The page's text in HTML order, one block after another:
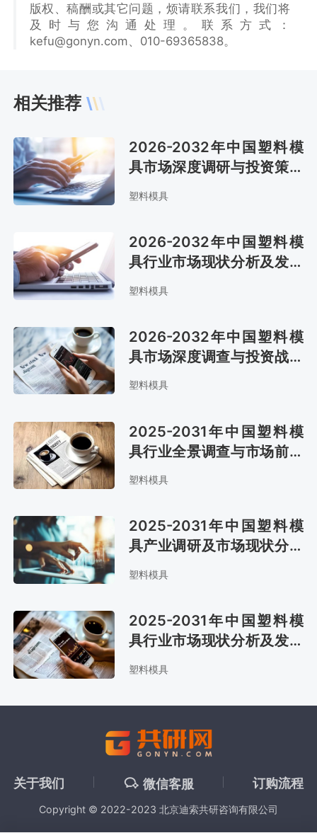
版权、稿酬或其它问题，烦请联系我们，我们将
及时与您沟通处理。联系方式：
kefu@gonyn.com、010-69365838。
相关推荐
2026-2032年中国塑料模
具市场深度调研与投资策略
报告
塑料模具
2026-2032年中国塑料模
具行业市场现状分析及发展
塑料模具
2026-2032年中国塑料模
具市场深度调查与投资战略
研究报告
塑料模具
2025-2031年中国塑料模
具行业全景调查与市场前景
预测报告
塑料模具
2025-2031年中国塑料模
具产业调研及市场现状分析
及预测报告
塑料模具
2025-2031年中国塑料模
具行业市场现状分析及发展
战略咨询报告
塑料模具
关于我们 微信客服 订购流程
Copyright © 2022-2023 北京迪索共研咨询有限公司